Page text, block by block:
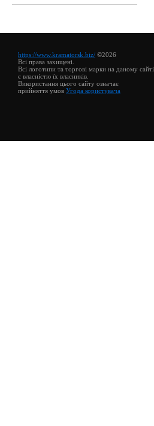
https://www.kramatorsk.biz/ ©2026
Всі права захищені.
Всі логотипи та торгові марки на даному сайті
є власністю їх власників.
Використання цього сайту означає
прийняття умов Угода користувача